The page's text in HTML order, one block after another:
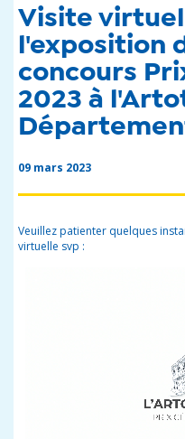
Visite
l'exposition
concours
2023 à
09 mars 2023
Veuillez patienter quelques
virtuelle svp :